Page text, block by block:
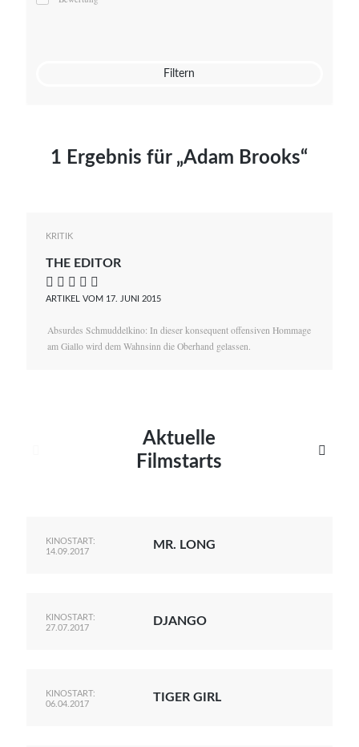
Mato von Vogelstein
Filtern
1 Ergebnis für „Adam Brooks“
KRITIK
THE EDITOR
    
ARTIKEL VOM 17. JUNI 2015
Absurdes Schmuddelkino: In dieser konsequent offensiven Hommage
am Giallo wird dem Wahnsinn die Oberhand gelassen.
Aktuelle
Filmstarts

KINOSTART:
14.09.2017
MR. LONG
KINOSTART:
27.07.2017
DJANGO
KINOSTART:
06.04.2017
TIGER GIRL